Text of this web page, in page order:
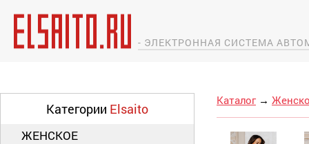
- ЭЛЕКТРОННАЯ СИСТЕМА
Категории Elsaito
ЖЕНСКОЕ
Каталог →